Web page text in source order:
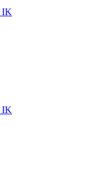
IK
IK